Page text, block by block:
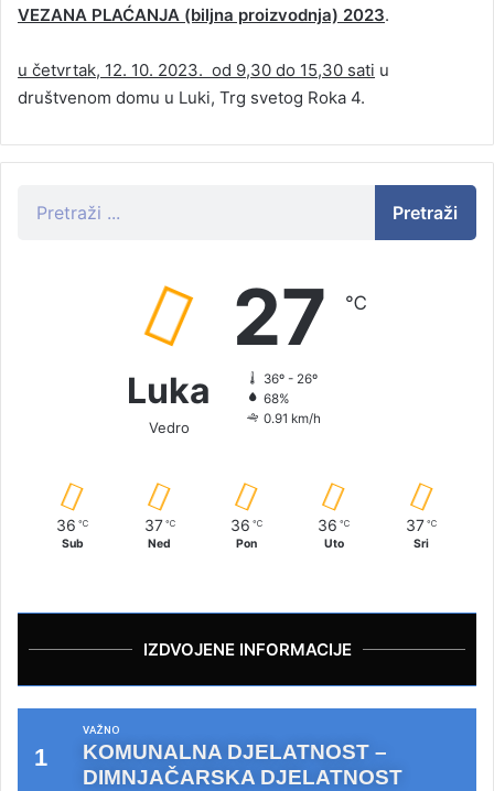
VEZANA PLAĆANJA (biljna proizvodnja) 2023.
u četvrtak, 12. 10. 2023. od 9,30 do 15,30 sati u
društvenom domu u Luki, Trg svetog Roka 4.
Pretraži
Luka
Vedro
27 ℃
36º - 26º
68%
0.91 km/h
36 ℃
Sub
37 ℃
Ned
36 ℃
Pon
36 ℃
Uto
37 ℃
Sri
IZDVOJENE INFORMACIJE
VAŽNO
KOMUNALNA DJELATNOST –
DIMNJAČARSKA DJELATNOST